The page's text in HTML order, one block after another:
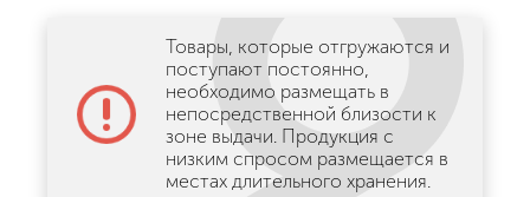
Товары, которые отгружаются и
поступают постоянно,
необходимо размещать в
непосредственной близости к
зоне выдачи. Продукция с
низким спросом размещается в
местах длительного хранения.